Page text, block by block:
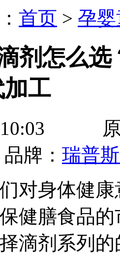
首页 > 孕
剂怎么
工
10:03 原
： 瑞普
身体健康
健膳食品
滴剂系列